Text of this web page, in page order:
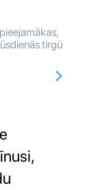
tirgū